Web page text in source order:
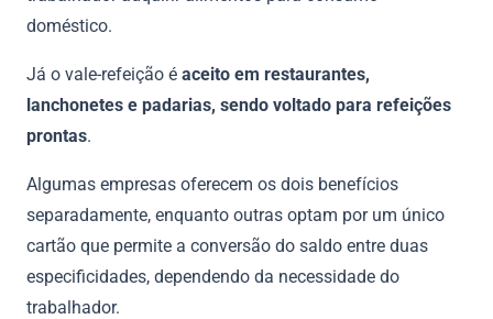
doméstico.
Já o vale-refeição é aceito em restaurantes,
lanchonetes e padarias, sendo voltado para refeições
prontas.
Algumas empresas oferecem os dois benefícios
separadamente, enquanto outras optam por um único
cartão que permite a conversão do saldo entre duas
especificidades, dependendo da necessidade do
trabalhador.